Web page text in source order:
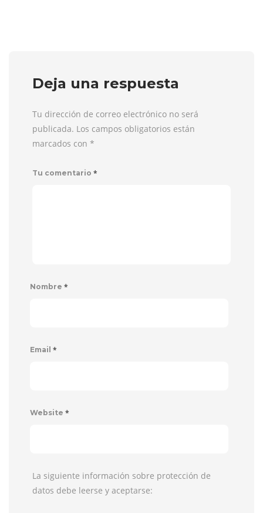
Deja una respuesta
Tu dirección de correo electrónico no será
publicada. Los campos obligatorios están
marcados con *
Tu comentario *
Nombre *
Email *
Website *
La siguiente información sobre protección de
datos debe leerse y aceptarse: